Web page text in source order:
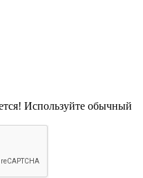
Используйте обычный